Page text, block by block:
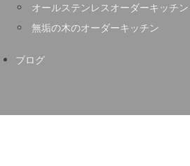
オールステンレスオーダーキッチン
無垢の木のオーダーキッチン
ブログ